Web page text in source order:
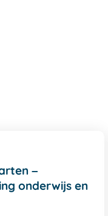
–
onderwijs en